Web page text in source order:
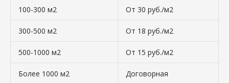
100-300 м2 От 30 руб./м2
300-500 м2 От 18 руб./м2
500-1000 м2 От 15 руб./м2
Более 1000 м2 Договорная